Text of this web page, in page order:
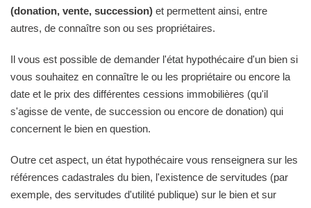
(donation, vente, succession) et permettent ainsi, entre
autres, de connaître son ou ses propriétaires.
Il vous est possible de demander l'état hypothécaire d'un bien si
vous souhaitez en connaître le ou les propriétaire ou encore la
date et le prix des différentes cessions immobilières (qu'il
s'agisse de vente, de succession ou encore de donation) qui
concernent le bien en question.
Outre cet aspect, un état hypothécaire vous renseignera sur les
références cadastrales du bien, l'existence de servitudes (par
exemple, des servitudes d'utilité publique) sur le bien et sur